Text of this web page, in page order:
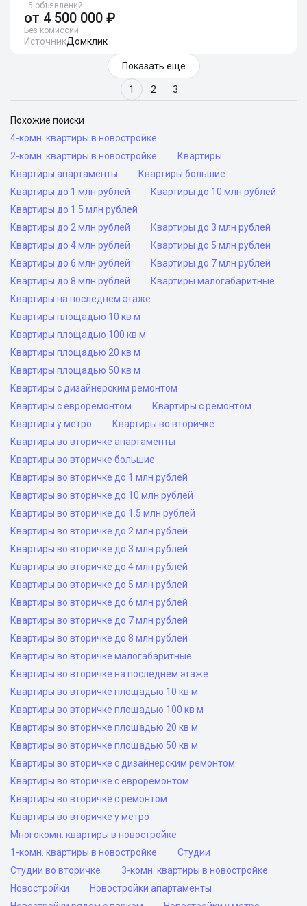
· 5 объявлений
от 4 500 000 ₽
Без комиссии
ИсточникДомклик
Показать еще
1 2 3
Похожие поиски
4-комн. квартиры в новостройке
2-комн. квартиры в новостройке
Квартиры
Квартиры апартаменты
Квартиры большие
Квартиры до 1 млн рублей
Квартиры до 10 млн рублей
Квартиры до 1.5 млн рублей
Квартиры до 2 млн рублей
Квартиры до 3 млн рублей
Квартиры до 4 млн рублей
Квартиры до 5 млн рублей
Квартиры до 6 млн рублей
Квартиры до 7 млн рублей
Квартиры до 8 млн рублей
Квартиры малогабаритные
Квартиры на последнем этаже
Квартиры площадью 10 кв м
Квартиры площадью 100 кв м
Квартиры площадью 20 кв м
Квартиры площадью 50 кв м
Квартиры с дизайнерским ремонтом
Квартиры с евроремонтом
Квартиры с ремонтом
Квартиры у метро
Квартиры во вторичке
Квартиры во вторичке апартаменты
Квартиры во вторичке большие
Квартиры во вторичке до 1 млн рублей
Квартиры во вторичке до 10 млн рублей
Квартиры во вторичке до 1.5 млн рублей
Квартиры во вторичке до 2 млн рублей
Квартиры во вторичке до 3 млн рублей
Квартиры во вторичке до 4 млн рублей
Квартиры во вторичке до 5 млн рублей
Квартиры во вторичке до 6 млн рублей
Квартиры во вторичке до 7 млн рублей
Квартиры во вторичке до 8 млн рублей
Квартиры во вторичке малогабаритные
Квартиры во вторичке на последнем этаже
Квартиры во вторичке площадью 10 кв м
Квартиры во вторичке площадью 100 кв м
Квартиры во вторичке площадью 20 кв м
Квартиры во вторичке площадью 50 кв м
Квартиры во вторичке с дизайнерским ремонтом
Квартиры во вторичке с евроремонтом
Квартиры во вторичке с ремонтом
Квартиры во вторичке у метро
Многокомн. квартиры в новостройке
1-комн. квартиры в новостройке
Студии
Студии во вторичке
3-комн. квартиры в новостройке
Новостройки
Новостройки апартаменты